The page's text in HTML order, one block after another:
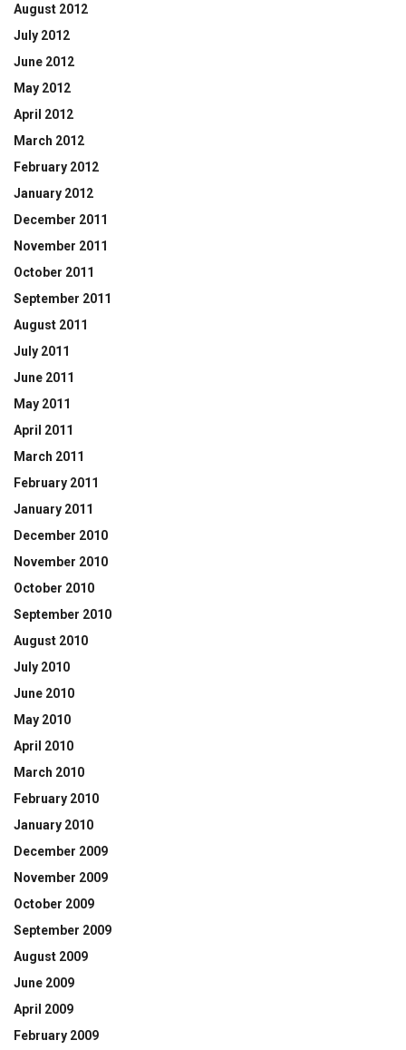
August 2012
July 2012
June 2012
May 2012
April 2012
March 2012
February 2012
January 2012
December 2011
November 2011
October 2011
September 2011
August 2011
July 2011
June 2011
May 2011
April 2011
March 2011
February 2011
January 2011
December 2010
November 2010
October 2010
September 2010
August 2010
July 2010
June 2010
May 2010
April 2010
March 2010
February 2010
January 2010
December 2009
November 2009
October 2009
September 2009
August 2009
June 2009
April 2009
February 2009